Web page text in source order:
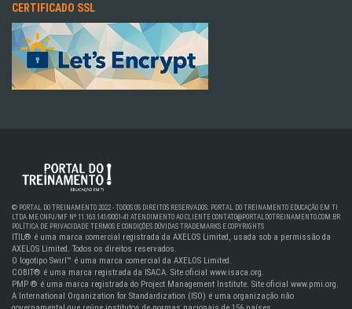
CERTIFICADO SSL
© PORTAL DO TREINAMENTO 2022 - TODOS OS DIREITOS RESERVADOS. PORTAL DO TREINAMENTO EDUCAÇÃO EM TI
LTDA ME CNPJ/MF Nº 11.163.141/0001-41 ATENDIMENTO AO CLIENTE CONTATO@PORTALDOTREINAMENTO.COM.BR
POLÍTICA DE PRIVACIDADE TERMOS E CONDIÇÕES DÚVIDAS TRADEMARKS E COPYRIGHTS
ITIL® é uma marca comercial registrada da AXELOS Limited, usada sob a permissão da
AXELOS Limited. Todos os direitos reservados.
O logotipo Swirl™ é uma marca comercial da AXELOS Limited.
COBIT® é uma marca registrada da ISACA. Site oficial www.isaca.org.
PMP ® é uma marca registrada do Project Management Institute. Site oficial www.pmi.org.
A International Organization for Standardization (ISO) é uma organização não